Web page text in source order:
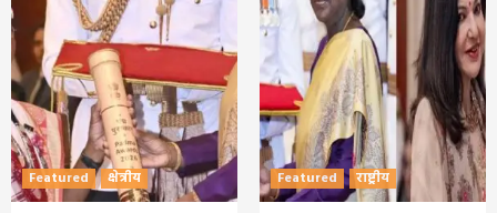
Featured क्षेत्रीय Featured राष्ट्रीय